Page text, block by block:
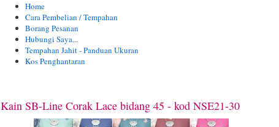
Home
Cara Pembelian / Tempahan
Borang Pesanan
Hubungi Saya...
Tempahan Jahit - Panduan Ukuran
Kos Penghantaran
Kain SB-Line Corak Lace bidang 45 - kod NSE21-30